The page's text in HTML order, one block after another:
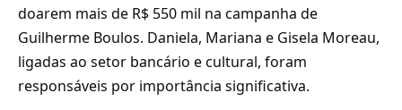
doarem mais de R$ 550 mil na campanha de
Guilherme Boulos. Daniela, Mariana e Gisela Moreau,
ligadas ao setor bancário e cultural, foram
responsáveis ​​por importância significativa.